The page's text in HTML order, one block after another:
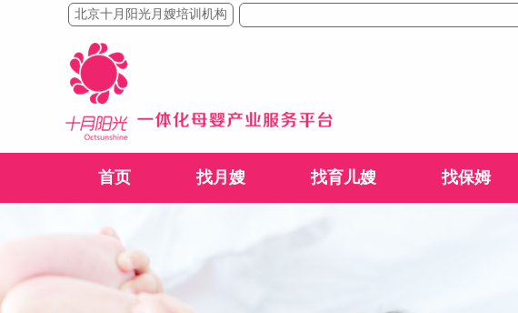
北京十月阳光月嫂培训机构
首页 找月嫂 找育儿嫂 找保姆